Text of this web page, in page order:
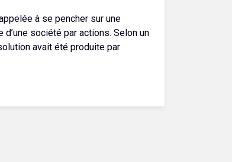
à se pencher sur une
société par actions. Selon un
avait été produite par